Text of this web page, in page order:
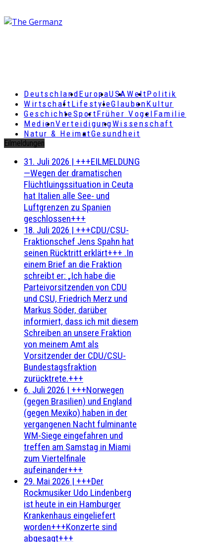
DeutschlandEuropaUSAWeltPolitik
Wirtschaft LifestyleGlaubenKultur
GeschichteSportFrüher Vogel Familie
MedienVerteidigungWissenschaft
Natur & HeimatGesundheit
Eilmeldungen
31. Juli 2026 | +++EILMELDUNG
—Wegen der dramatischen
Flüchtluingssituation in Ceuta
hat Italien alle See- und
Luftgrenzen zu Spanien
geschlossen+++
18. Juli 2026 | +++CDU/CSU-
Fraktionschef Jens Spahn hat
seinen Rücktritt erklärt+++ .In
einem Brief an die Fraktion
schreibt er: „Ich habe die
Parteivorsitzenden von CDU
und CSU, Friedrich Merz und
Markus Söder, darüber
informiert, dass ich mit diesem
Schreiben an unsere Fraktion
von meinem Amt als
Vorsitzender der CDU/CSU-
Bundestagsfraktion
zurücktrete.+++
6. Juli 2026 | +++Norwegen
(gegen Brasilien) und England
(gegen Mexiko) haben in der
vergangenen Nacht fulminante
WM-Siege eingefahren und
treffen am Samstag in Miami
zum Viertelfinale
aufeinander+++
29. Mai 2026 | +++Der
Rockmusiker Udo Lindenberg
ist heute in ein Hamburger
Krankenhaus eingeliefert
worden+++Konzerte sind
abgesagt+++